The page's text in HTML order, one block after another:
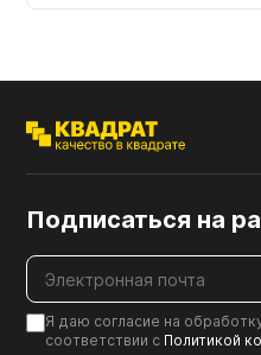
Подписаться на
Я даю согласие на
соответствии с Политикой